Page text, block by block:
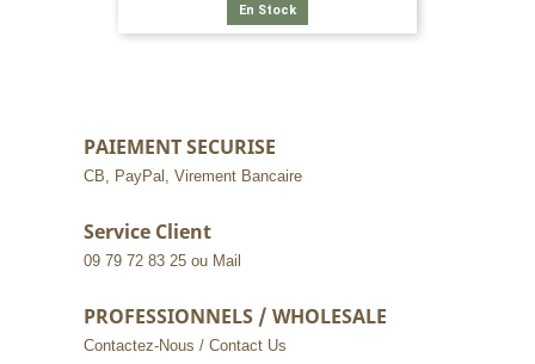
En Stock
PAIEMENT SECURISE
CB, PayPal, Virement Bancaire
Service Client
09 79 72 83 25 ou Mail
PROFESSIONNELS / WHOLESALE
Contactez-Nous / Contact Us